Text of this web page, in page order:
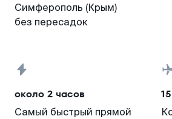
Симферополь (Крым)
без пересадок
около 2 часов
Самый быстрый прямой
15